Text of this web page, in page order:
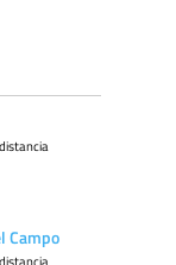
Campo